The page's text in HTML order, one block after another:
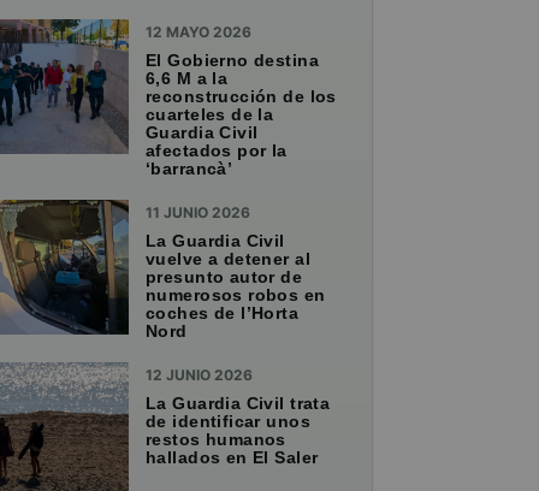
12 MAYO 2026
El Gobierno destina
6,6 M a la
reconstrucción de los
cuarteles de la
Guardia Civil
afectados por la
‘barrancà’
11 JUNIO 2026
La Guardia Civil
vuelve a detener al
presunto autor de
numerosos robos en
coches de l’Horta
Nord
12 JUNIO 2026
La Guardia Civil trata
de identificar unos
restos humanos
hallados en El Saler